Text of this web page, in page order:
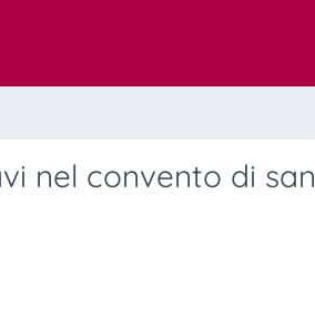
nel convento di san